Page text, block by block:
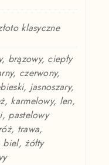
klasyczne
brązowy, ciepły
czerwony,
jasnoszary,
karmelowy, len,
pastelowy
trawa,
biel, żółty